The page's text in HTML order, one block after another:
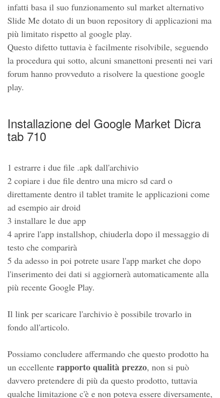
infatti basa il suo funzionamento sul market alternativo
Slide Me dotato di un buon repository di applicazioni ma
più limitato rispetto al google play.
Questo difetto tuttavia è facilmente risolvibile, seguendo
la procedura qui sotto, alcuni smanettoni presenti nei vari
forum hanno provveduto a risolvere la questione google
play.
Installazione del Google Market Dicra
tab 710
1 estrarre i due file .apk dall'archivio
2 copiare i due file dentro una micro sd card o
direttamente dentro il tablet tramite le applicazioni come
ad esempio air droid
3 installare le due app
4 aprire l'app installshop, chiuderla dopo il messaggio di
testo che comparirà
5 da adesso in poi potrete usare l'app market che dopo
l'inserimento dei dati si aggiornerà automaticamente alla
più recente Google Play.
Il link per scaricare l'archivio è possibile trovarlo in
fondo all'articolo.
Possiamo concludere affermando che questo prodotto ha
un eccellente rapporto qualità prezzo, non si può
davvero pretendere di più da questo prodotto, tuttavia
qualche limitazione c'è e non poteva essere diversamente,